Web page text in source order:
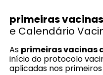
primeiras
e Calendário
As primeiras vacinas
início do protocolo
aplicadas nos